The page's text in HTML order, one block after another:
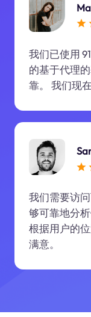
我们已使用
的基于代理
靠。 我们现
我们需要访
够可靠地分
根据用户的
满意。